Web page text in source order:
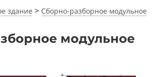
здание > Сборно-разборное модульное
модульное